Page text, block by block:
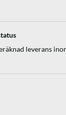
leverans